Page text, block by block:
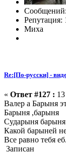
Репутация:
Миха
Re:[По-русски] -
« Ответ #127 :
Валер а Барыня
Барыня ,барыня
Сударыня барыня
Какой барыней
Все равно тебя
Записан